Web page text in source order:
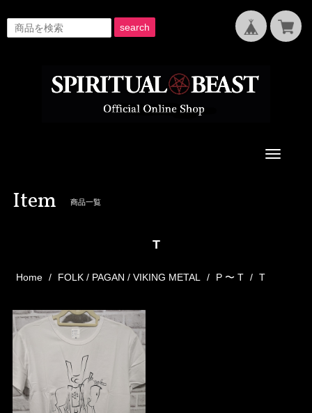
search
Toggle
Item 商品一覧
T
Home FOLK / PAGAN / VIKING METAL P 〜 T T